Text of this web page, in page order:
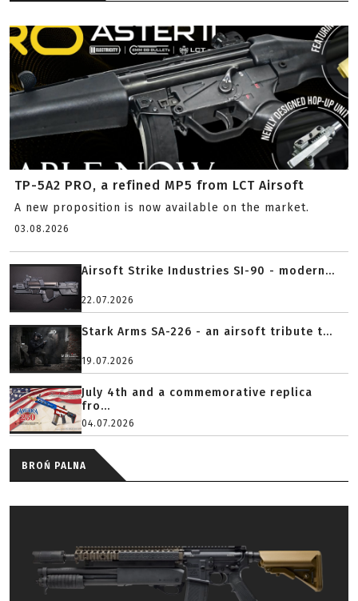
TP-5A2 PRO, a refined MP5 from LCT Airsoft
A new proposition is now available on the market.
03.08.2026
Airsoft Strike Industries SI-90 - modern...
22.07.2026
Stark Arms SA-226 - an airsoft tribute t...
19.07.2026
July 4th and a commemorative replica
fro...
04.07.2026
BROŃ PALNA